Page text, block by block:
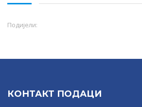
Подијели:
КОНТАКТ ПОДАЦИ